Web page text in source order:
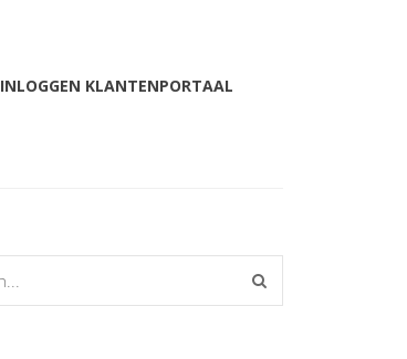
INLOGGEN KLANTENPORTAAL